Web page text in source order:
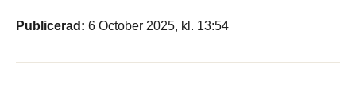
Publicerad: 6 October 2025, kl. 13:54